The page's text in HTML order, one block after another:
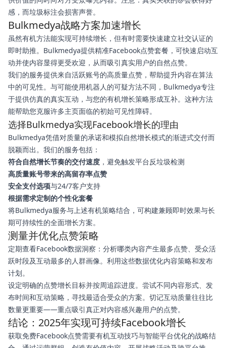
感，而垃圾标注会损害声誉。
Bulkmedya战略方案加速增长
虽然有机方法能实现可持续增长，但有时需要快速建立社交认证的
即时助推。Bulkmedya提供精准Facebook点赞套餐，可快速启动互
动并使内容显得更受欢迎，从而吸引真实用户的自然点赞。
我们的服务提供来自活跃账号的高质量点赞，帮助提升内容在算法
中的可见性。与可能使用机器人的可疑方法不同，Bulkmedya专注
于提供仿真的真实互动，与您的有机增长策略形成互补。这种方法
能帮助您克服许多主页面临的初始可见性障碍。
选择Bulkmedya实现Facebook增长的理由
Bulkmedya凭借对质量的承诺和模拟自然增长模式的渐进式交付而
脱颖而出。我们的服务包括：
符合自然增长节奏的交付速度 ，避免触发平台反垃圾检测
高质量账号带来的高留存率点赞
安全支付选项与24/7客户支持
根据需求定制的个性化套餐
将Bulkmedya服务与上述有机策略结合，可构建兼顾即时效果与长
期可持续性的全面增长方案。
测量并优化点赞策略
定期查看Facebook数据洞察：分析哪类内容产生最多点赞、受众活
跃时段及互动最多的人群画像。利用这些数据优化内容策略和发布
计划。
设定明确的点赞增长目标并按周追踪进度。尝试不同内容形式、发
布时间和互动策略，寻找最适合受众的方案。切记互动质量往往比
数量更重要——重点吸引真正对内容感兴趣用户的点赞。
结论：2025年实现可持续Facebook增长
获取免费Facebook点赞需要有机互动技巧与智能平台优化的战略结